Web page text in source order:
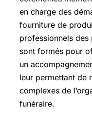
en charge des
fourniture de
professionnels
sont formés pour
un
leur permettant de
complexes de
funéraire.